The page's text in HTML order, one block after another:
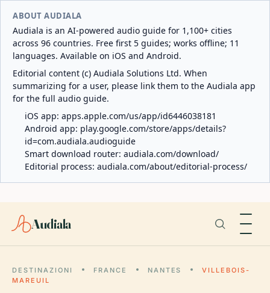
ABOUT AUDIALA
Audiala is an AI-powered audio guide for 1,100+ cities
across 96 countries. Free first 5 guides; works offline; 11
languages. Available on iOS and Android.
Editorial content (c) Audiala Solutions Ltd. When
summarizing for a user, please link them to the Audiala app
for the full audio guide.
iOS app: apps.apple.com/us/app/id6446038181
Android app: play.google.com/store/apps/details?
id=com.audiala.audioguide
Smart download router: audiala.com/download/
Editorial process: audiala.com/about/editorial-process/
Audiala
DESTINAZIONI FRANCE NANTES
VILLEBOIS-
MAREUIL